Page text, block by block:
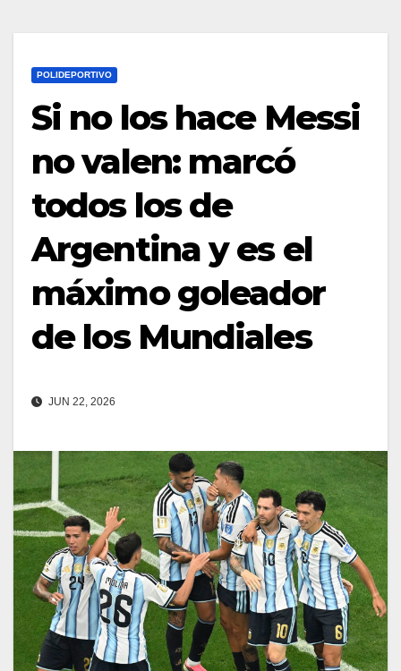
POLIDEPORTIVO
Si no los hace Messi
no valen: marcó
todos los de
Argentina y es el
máximo goleador
de los Mundiales
JUN 22, 2026